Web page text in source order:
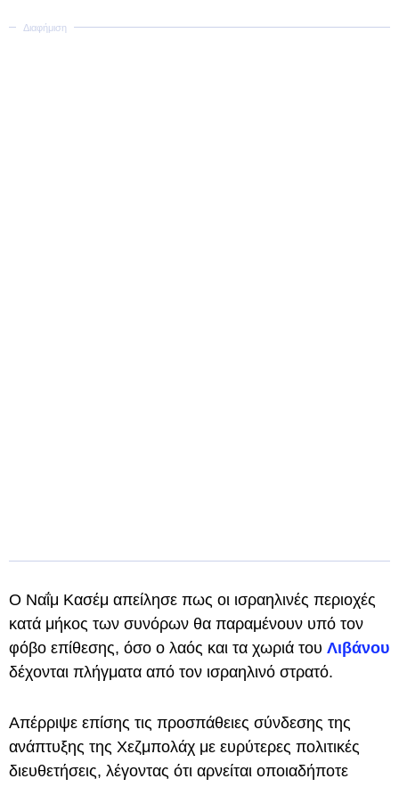
Ο Ναΐμ Κασέμ απείλησε πως οι ισραηλινές περιοχές
κατά μήκος των συνόρων θα παραμένουν υπό τον
φόβο επίθεσης, όσο ο λαός και τα χωριά του Λιβάνου
δέχονται πλήγματα από τον ισραηλινό στρατό.
Απέρριψε επίσης τις προσπάθειες σύνδεσης της
ανάπτυξης της Χεζμπολάχ με ευρύτερες πολιτικές
διευθετήσεις, λέγοντας ότι αρνείται οποιαδήποτε